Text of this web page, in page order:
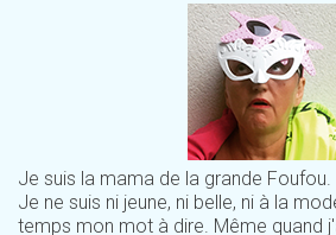
Je suis la mama de la grande Foufou.
Je ne suis ni jeune, ni belle, ni à la
temps mon mot à dire. Même quand